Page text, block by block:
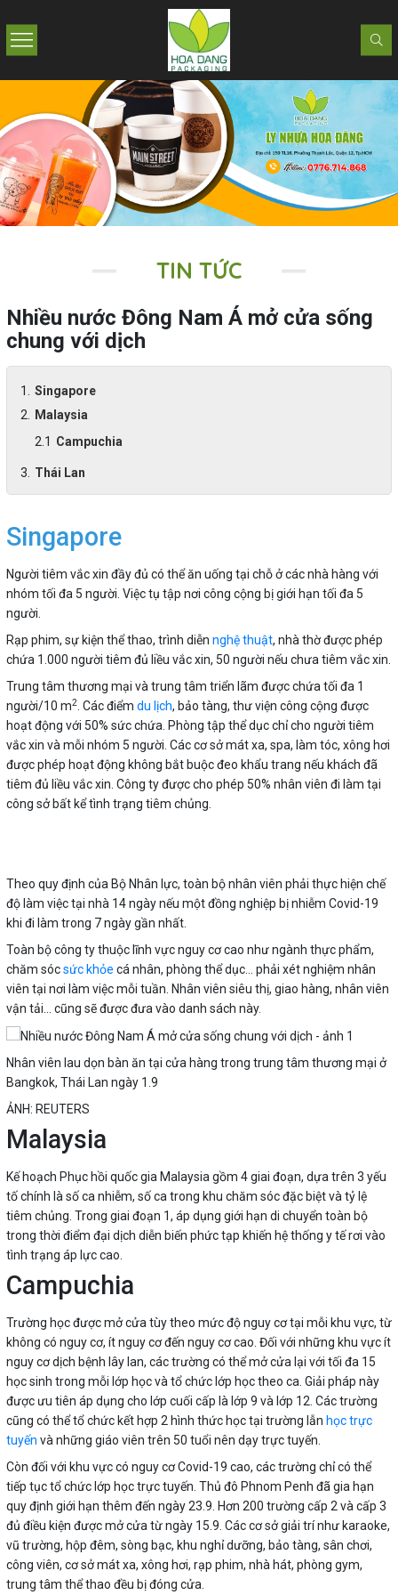
TIN TỨC
Nhiều nước Đông Nam Á mở cửa sống
chung với dịch
Singapore
Malaysia
Campuchia
Thái Lan
Singapore
Người tiêm vắc xin đầy đủ có thể ăn uống tại chỗ ở các nhà hàng với
nhóm tối đa 5 người. Việc tụ tập nơi công cộng bị giới hạn tối đa 5
người.
Rạp phim, sự kiện thể thao, trình diễn nghệ thuật, nhà thờ được phép
chứa 1.000 người tiêm đủ liều vắc xin, 50 người nếu chưa tiêm vắc xin.
Trung tâm thương mại và trung tâm triển lãm được chứa tối đa 1
người/10 m2. Các điểm du lịch, bảo tàng, thư viện công cộng được
hoạt động với 50% sức chứa. Phòng tập thể dục chỉ cho người tiêm
vắc xin và mỗi nhóm 5 người. Các cơ sở mát xa, spa, làm tóc, xông hơi
được phép hoạt động không bắt buộc đeo khẩu trang nếu khách đã
tiêm đủ liều vắc xin. Công ty được cho phép 50% nhân viên đi làm tại
công sở bất kể tình trạng tiêm chủng.
Theo quy định của Bộ Nhân lực, toàn bộ nhân viên phải thực hiện chế
độ làm việc tại nhà 14 ngày nếu một đồng nghiệp bị nhiễm Covid-19
khi đi làm trong 7 ngày gần nhất.
Toàn bộ công ty thuộc lĩnh vực nguy cơ cao như ngành thực phẩm,
chăm sócsức khỏe cá nhân, phòng thể dục... phải xét nghiệm nhân
viên tại nơi làm việc mỗi tuần. Nhân viên siêu thị, giao hàng, nhân viên
vận tải... cũng sẽ được đưa vào danh sách này.
Nhân viên lau dọn bàn ăn tại cửa hàng trong trung tâm thương mại ở
Bangkok, Thái Lan ngày 1.9
ẢNH: REUTERS
Malaysia
Kế hoạch Phục hồi quốc gia Malaysia gồm 4 giai đoạn, dựa trên 3 yếu
tố chính là số ca nhiễm, số ca trong khu chăm sóc đặc biệt và tỷ lệ
tiêm chủng. Trong giai đoạn 1, áp dụng giới hạn di chuyển toàn bộ
trong thời điểm đại dịch diễn biến phức tạp khiến hệ thống y tế rơi vào
tình trạng áp lực cao.
Campuchia
Trường học được mở cửa tùy theo mức độ nguy cơ tại mỗi khu vực, từ
không có nguy cơ, ít nguy cơ đến nguy cơ cao. Đối với những khu vực ít
nguy cơ dịch bệnh lây lan, các trường có thể mở cửa lại với tối đa 15
học sinh trong mỗi lớp học và tổ chức lớp học theo ca. Giải pháp này
được ưu tiên áp dụng cho lớp cuối cấp là lớp 9 và lớp 12. Các trường
cũng có thể tổ chức kết hợp 2 hình thức học tại trường lẫn học trực
tuyến và những giáo viên trên 50 tuổi nên dạy trực tuyến.
Còn đối với khu vực có nguy cơ Covid-19 cao, các trường chỉ có thể
tiếp tục tổ chức lớp học trực tuyến. Thủ đô Phnom Penh đã gia hạn
quy định giới hạn thêm đến ngày 23.9. Hơn 200 trường cấp 2 và cấp 3
đủ điều kiện được mở cửa từ ngày 15.9. Các cơ sở giải trí như karaoke,
vũ trường, hộp đêm, sòng bạc, khu nghỉ dưỡng, bảo tàng, sân chơi,
công viên, cơ sở mát xa, xông hơi, rạp phim, nhà hát, phòng gym,
trung tâm thể thao đều bị đóng cửa.